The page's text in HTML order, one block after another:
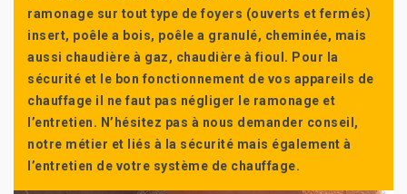
ramonage sur tout type de foyers (ouverts et fermés)
insert, poêle a bois, poêle a granulé, cheminée, mais
aussi chaudière à gaz, chaudière à fioul. Pour la
sécurité et le bon fonctionnement de vos appareils de
chauffage il ne faut pas négliger le ramonage et
l’entretien. N’hésitez pas à nous demander conseil,
notre métier et liés à la sécurité mais également à
l’entretien de votre système de chauffage.